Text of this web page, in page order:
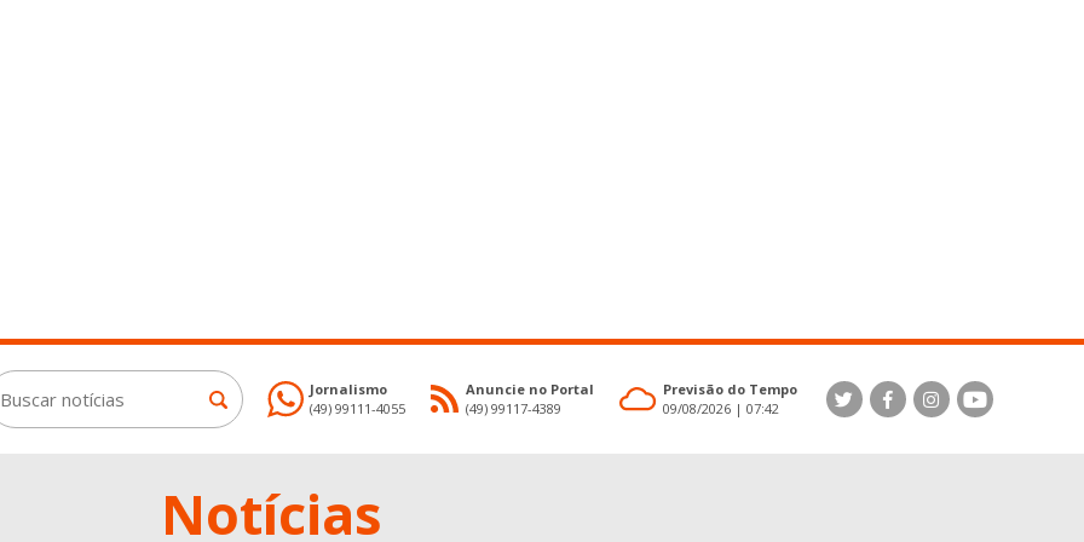
Jornalismo
(49) 99111-4055
Anuncie no Portal
(49) 99117-4389
Previsão do Tempo
09/08/2026 | 07:42
Notícias